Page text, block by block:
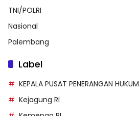
TNI/POLRI
Nasional
Palembang
Label
KEPALA PUSAT PENERANGAN HUKUM
Kejagung RI